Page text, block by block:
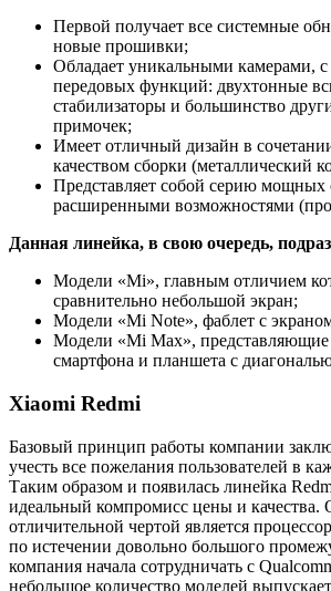
Первой получает все системные
новые прошивки;
Обладает уникальными камерами,
передовых функций: двухтонные
стабилизаторы и большинство
примочек;
Имеет отличный дизайн в
качеством сборки (металлический
Представляет собой серию мощных
расширенными возможностями
Данная линейка, в свою очередь,
Модели «Mi», главным отличием
сравнительно небольшой экран;
Модели «Mi Note», фаблет с
Модели «Mi Max», представляющие
смартфона и планшета с
Xiaomi Redmi
Базовый принцип работы компании
учесть все пожелания пользователей в
Таким образом и появилась линейка
идеальный компромисс цены и качества.
отличительной чертой является
по истечении довольно большого
компания начала сотрудничать с
небольшое количество моделей